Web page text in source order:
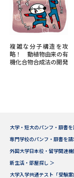
複雑な分子構造を攻
略！ 動植物由来の有
機化合物合成法の開発
大学・短大のパンフ・願書を
専門学校のパンフ・願書を請
外国大学日本校・留学関連機
新生活・部屋探し ＞
大学入学共通テスト「受験案